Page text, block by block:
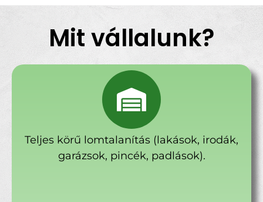
Mit vállalunk?
Teljes körű lomtalanítás (lakások, irodák,
garázsok, pincék, padlások).